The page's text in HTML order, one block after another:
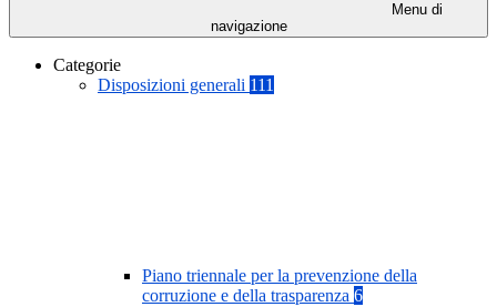
Menu di
navigazione
Categorie
Disposizioni generali 111
Piano triennale per la prevenzione della
corruzione e della trasparenza 6